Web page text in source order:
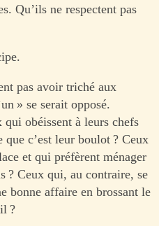
Qu’ils ne respectent pas
pas avoir triché aux
» se serait opposé.
obéissent à leurs chefs
que c’est leur boulot ? Ceux
et qui préfèrent ménager
? Ceux qui, au contraire, se
bonne affaire en brossant le
?